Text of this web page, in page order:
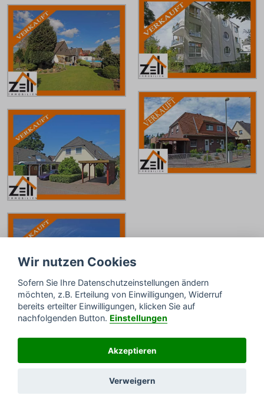
Direkt anrufen und beraten lassen
04152 - 6404
Bald wieder erreichbar
Wir nutzen Cookies
Sofern Sie Ihre Datenschutzeinstellungen ändern
möchten, z.B. Erteilung von Einwilligungen, Widerruf
bereits erteilter Einwilligungen, klicken Sie auf
nachfolgenden Button. Einstellungen
Akzeptieren
Verweigern